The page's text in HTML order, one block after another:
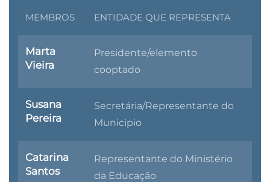
MEMBROS ENTIDADE QUE REPRESENTA
Marta
Vieira
Presidente/elemento
cooptado
Susana
Pereira
Secretária/Representante do
Municipio
Catarina
Santos
Representante do Ministério
da Educação